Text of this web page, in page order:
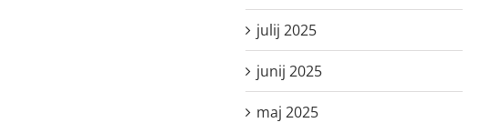
julij 2025
junij 2025
maj 2025